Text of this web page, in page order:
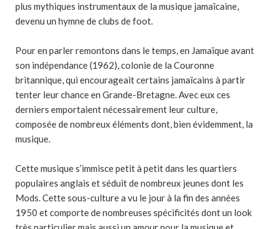
plus mythiques instrumentaux de la musique jamaïcaine,
devenu un hymne de clubs de foot.
Pour en parler remontons dans le temps, en Jamaïque avant
son indépendance (1962), colonie de la Couronne
britannique, qui encourageait certains jamaïcains à partir
tenter leur chance en Grande-Bretagne. Avec eux ces
derniers emportaient nécessairement leur culture,
composée de nombreux éléments dont, bien évidemment, la
musique.
Cette musique s’immisce petit à petit dans les quartiers
populaires anglais et séduit de nombreux jeunes dont les
Mods. Cette sous-culture a vu le jour à la fin des années
1950 et comporte de nombreuses spécificités dont un look